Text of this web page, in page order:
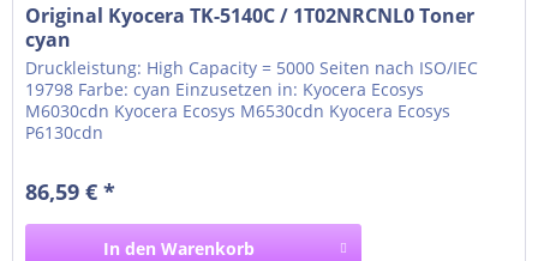
Original Kyocera TK-5140C / 1T02NRCNL0 Toner
cyan
Druckleistung: High Capacity = 5000 Seiten nach ISO/IEC
19798 Farbe: cyan Einzusetzen in: Kyocera Ecosys
M6030cdn Kyocera Ecosys M6530cdn Kyocera Ecosys
P6130cdn
86,59 € *
In den Warenkorb